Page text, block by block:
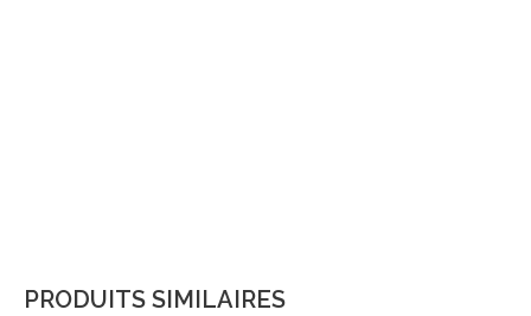
PRODUITS SIMILAIRES